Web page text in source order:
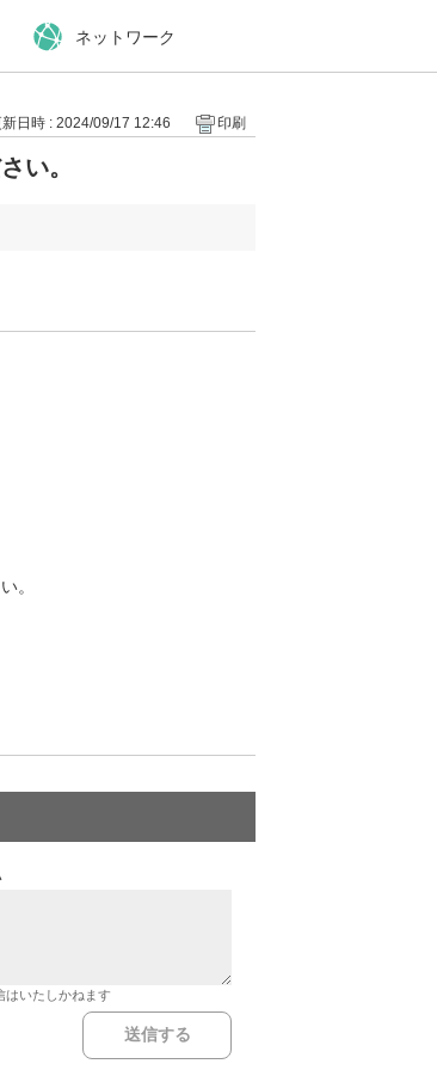
ネットワーク
日時 : 2024/09/17 12:46 印刷
い。
。
はいたしかねます